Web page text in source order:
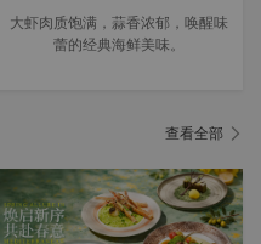
大虾肉质饱满，蒜香浓郁，唤醒味
蕾的经典海鲜美味。
查看全部